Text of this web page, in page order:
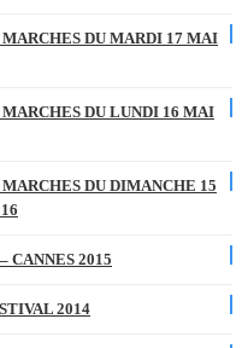
DU MARDI 17 MAI
DU LUNDI 16 MAI
DU DIMANCHE 15
CANNES 2015
2014